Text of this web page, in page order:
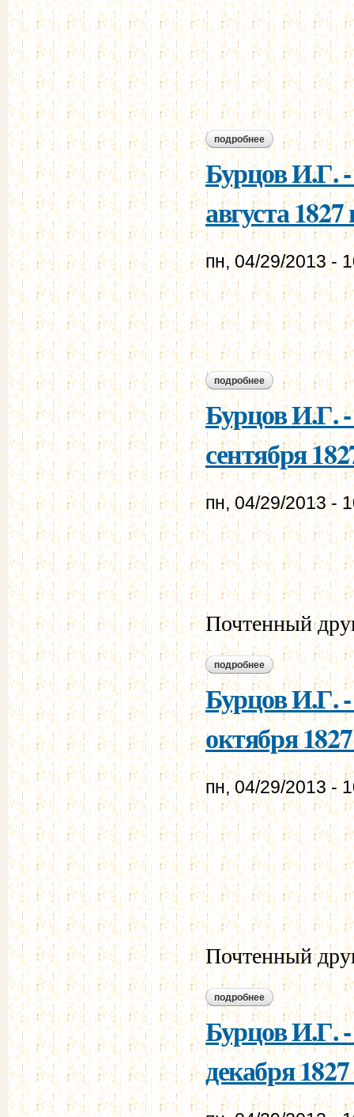
подробнее о бурцов и.г. -
Бурцов И.Г.
августа 1827
пн, 04/29/2013 -
подробнее о бурцов и.г. -
Бурцов И.Г.
сентября
пн, 04/29/2013 -
Почтенный
подробнее о бурцов и.г. -
Бурцов И.Г.
октября
пн, 04/29/2013 -
Почтенный
подробнее о бурцов и.г. -
Бурцов И.Г.
декабря 1827